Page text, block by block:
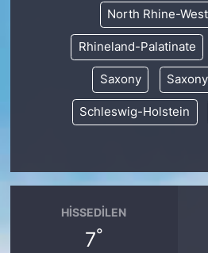
North Rhine-
Rhineland-Palatinate
Saxony
Schleswig-Holstein
HISSEDILEN
7°